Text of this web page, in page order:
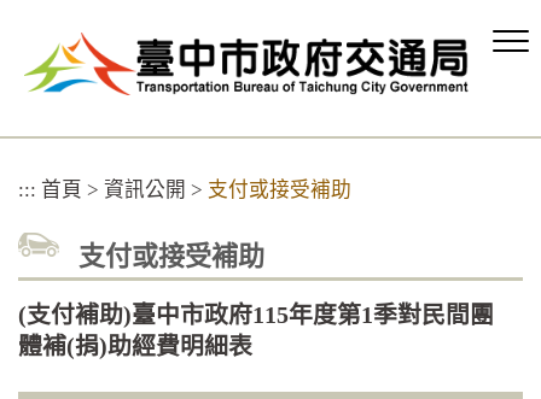
容
::: 首頁 > 資訊公開 > 支付或接受補助
支付或接受補助
(支付補助)臺中市政府115年度第1季對民間團
體補(捐)助經費明細表